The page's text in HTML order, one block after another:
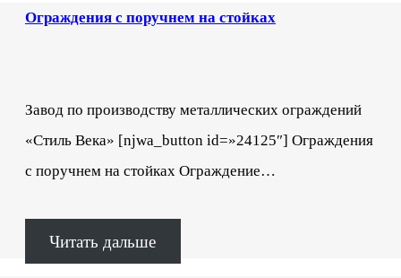
Ограждения с поручнем на стойках
Завод по производству металлических ограждений
«Стиль Века» [njwa_button id=»24125″] Ограждения
с поручнем на стойках Ограждение…
Читать дальше